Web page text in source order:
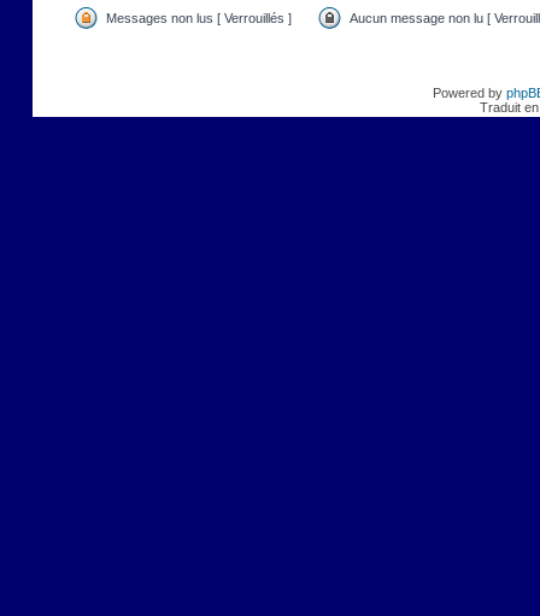
Messages non lus [ Verrouillés ] Aucun message non lu [
Powered by
Traduit